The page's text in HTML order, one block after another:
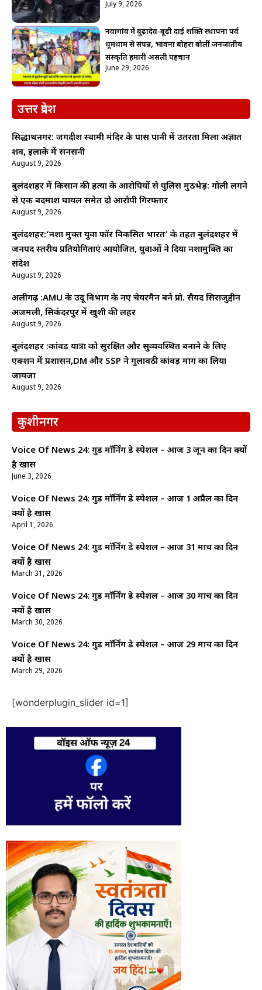
July 9, 2026
नवागांव में बुढ़ादेव-बूढ़ी दाई शक्ति स्थापना पर्व
धूमधाम से संपन्न, भावना बोहरा बोलीं जनजातीय
संस्कृति हमारी असली पहचान
June 29, 2026
उत्तर प्रदेश
सिद्धार्थनगर: जगदीश स्वामी मंदिर के पास पानी में उतरता मिला अज्ञात
शव, इलाके में सनसनी
August 9, 2026
बुलंदशहर में किसान की हत्या के आरोपियों से पुलिस मुठभेड़: गोली लगने
से एक बदमाश घायल समेत दो आरोपी गिरफ्तार
August 9, 2026
बुलंदशहर:’नशा मुक्त युवा फॉर विकसित भारत’ के तहत बुलंदशहर में
जनपद स्तरीय प्रतियोगिताएं आयोजित, युवाओं ने दिया नशामुक्ति का
संदेश
August 9, 2026
अलीगढ़ :AMU के उर्दू विभाग के नए चेयरमैन बने प्रो. सैयद सिराजुद्दीन
अजमली, सिकंदरपुर में खुशी की लहर
August 9, 2026
बुलंदशहर :कांवड़ यात्रा को सुरक्षित और सुव्यवस्थित बनाने के लिए
एक्शन में प्रशासन,DM और SSP ने गुलावठी कांवड़ मार्ग का लिया
जायजा
August 9, 2026
कुशीनगर
Voice Of News 24: गुड माॅर्निंग डे स्पेशल – आज 3 जून का दिन क्यों
है खास
June 3, 2026
Voice Of News 24: गुड माॅर्निंग डे स्पेशल – आज 1 अप्रैल का दिन
क्यों है खास
April 1, 2026
Voice Of News 24: गुड माॅर्निंग डे स्पेशल – आज 31 मार्च का दिन
क्यों है खास
March 31, 2026
Voice Of News 24: गुड माॅर्निंग डे स्पेशल – आज 30 मार्च का दिन
क्यों है खास
March 30, 2026
Voice Of News 24: गुड माॅर्निंग डे स्पेशल – आज 29 मार्च का दिन
क्यों है खास
March 29, 2026
[wonderplugin_slider id=1]